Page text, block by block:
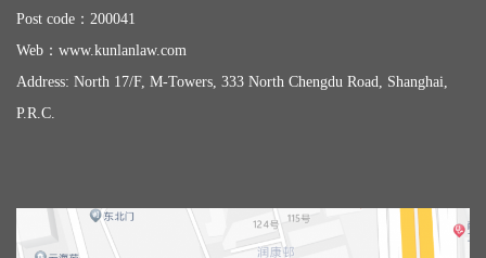
Post code：200041
Web： www.kunlanlaw.com
Address: North 17/F, M-Towers, 333 North Chengdu Road, Shanghai,
P.R.C.